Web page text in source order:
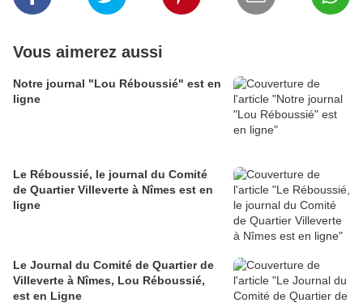
Vous aimerez aussi
Notre journal "Lou Réboussié" est en
ligne
Le Réboussié, le journal du Comité
de Quartier Villeverte à Nîmes est en
ligne
Le Journal du Comité de Quartier de
Villeverte à Nîmes, Lou Réboussié,
est en Ligne